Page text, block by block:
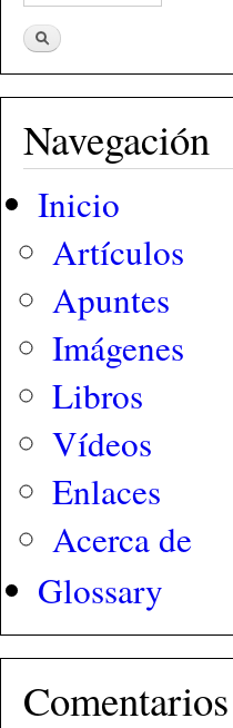
Navegación
Inicio
Artículos
Apuntes
Imágenes
Libros
Vídeos
Enlaces
Acerca de
Glossary